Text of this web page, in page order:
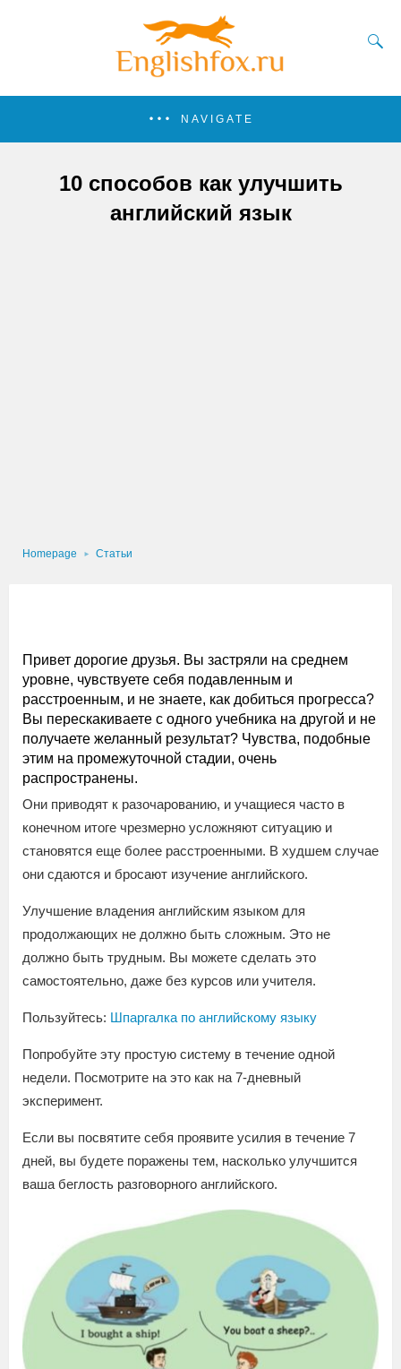
NAVIGATE
10 способов как улучшить
английский язык
Homepage Статьи
Привет дорогие друзья. Вы застряли на среднем
уровне, чувствуете себя подавленным и
расстроенным, и не знаете, как добиться прогресса?
Вы перескакиваете с одного учебника на другой и не
получаете желанный результат? Чувства, подобные
этим на промежуточной стадии, очень
распространены.
Они приводят к разочарованию, и учащиеся часто в
конечном итоге чрезмерно усложняют ситуацию и
становятся еще более расстроенными. В худшем случае
они сдаются и бросают изучение английского.
Улучшение владения английским языком для
продолжающих не должно быть сложным. Это не
должно быть трудным. Вы можете сделать это
самостоятельно, даже без курсов или учителя.
Пользуйтесь: Шпаргалка по английскому языку
Попробуйте эту простую систему в течение одной
недели. Посмотрите на это как на 7-дневный
эксперимент.
Если вы посвятите себя проявите усилия в течение 7
дней, вы будете поражены тем, насколько улучшится
ваша беглость разговорного английского.